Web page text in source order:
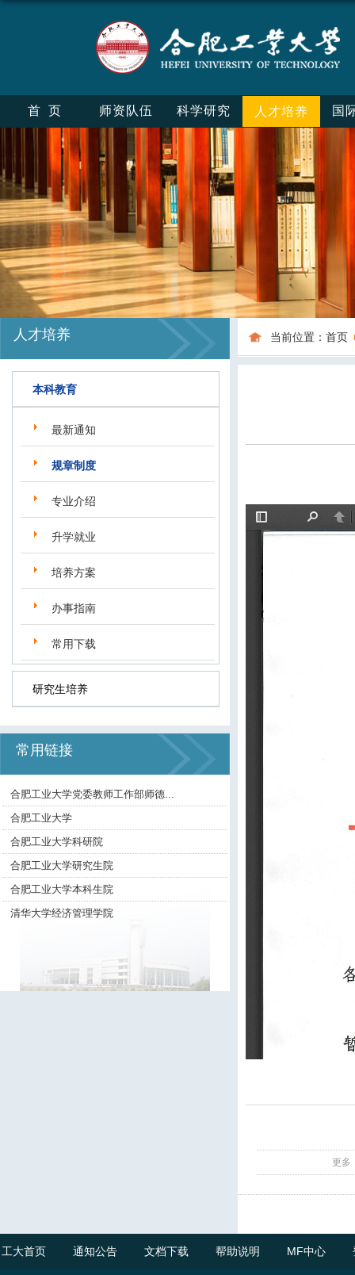
首页 师资队伍 科学研究 人才培养 国
人才培养
本科教育
最新通知
规章制度
专业介绍
升学就业
培养方案
办事指南
常用下载
研究生培养
常用链接
合肥工业大学党委教师工作部师德...
合肥工业大学
合肥工业大学科研院
合肥工业大学研究生院
合肥工业大学本科生院
清华大学经济管理学院
当前位置： 首页
更多
工大首页 通知公告 文档下载 帮助说明 MF中心